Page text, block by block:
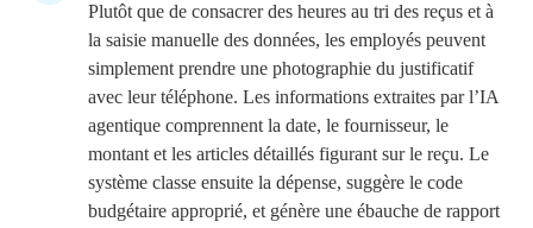
Plutôt que de consacrer des heures au tri des reçus et à
la saisie manuelle des données, les employés peuvent
simplement prendre une photographie du justificatif
avec leur téléphone. Les informations extraites par l’IA
agentique comprennent la date, le fournisseur, le
montant et les articles détaillés figurant sur le reçu. Le
système classe ensuite la dépense, suggère le code
budgétaire approprié, et génère une ébauche de rapport